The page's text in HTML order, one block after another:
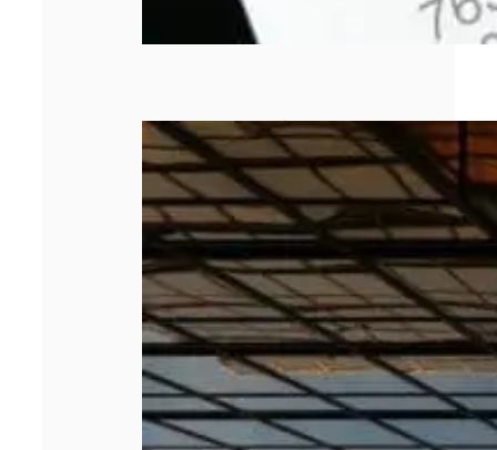
Les 5 meilleurs
cabinets de
management de
transition en
2026